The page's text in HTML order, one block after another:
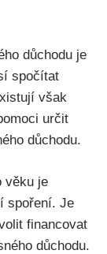
důchodu je
spočítat
však
určit
důchodu.
věku je
spoření. Je
financovat
důchodu.